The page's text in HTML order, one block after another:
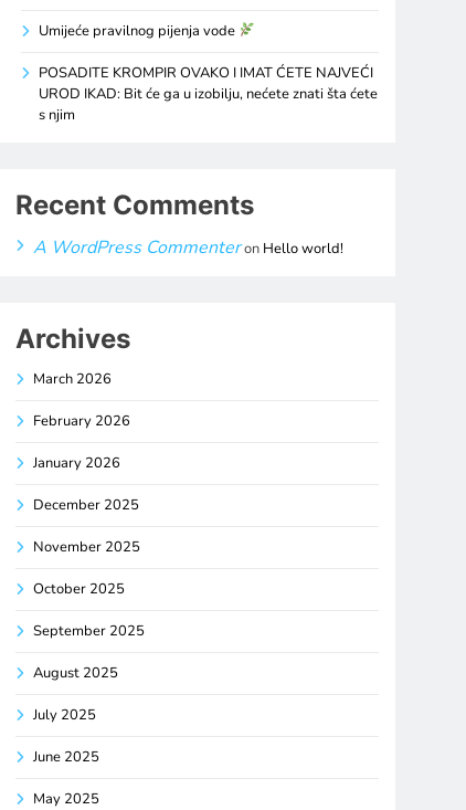
Umijeće pravilnog pijenja vode
POSADITE KROMPIR OVAKO I IMAT ĆETE NAJVEĆI
UROD IKAD: Bit će ga u izobilju, nećete znati šta ćete
s njim
Recent Comments
A WordPress Commenteron Hello world!
Archives
March 2026
February 2026
January 2026
December 2025
November 2025
October 2025
September 2025
August 2025
July 2025
June 2025
May 2025